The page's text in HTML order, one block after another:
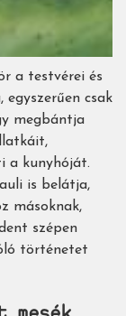
a testvérei és
csak
megbántja
a kunyhóját.
is belátja,
másoknak,
szépen
történetet